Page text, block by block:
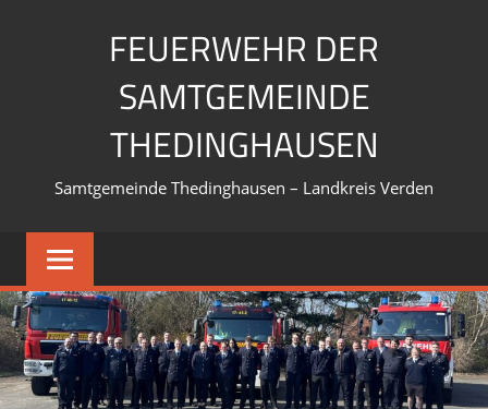
FEUERWEHR DER
SAMTGEMEINDE
THEDINGHAUSEN
Samtgemeinde Thedinghausen – Landkreis Verden